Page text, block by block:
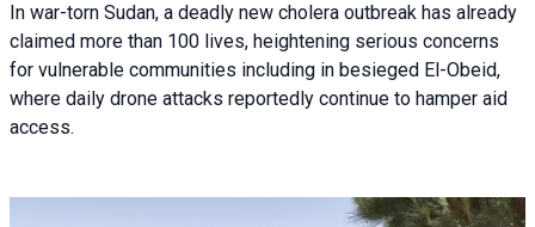
In war-torn Sudan, a deadly new cholera outbreak has already
claimed more than 100 lives, heightening serious concerns
for vulnerable communities including in besieged El-Obeid,
where daily drone attacks reportedly continue to hamper aid
access.